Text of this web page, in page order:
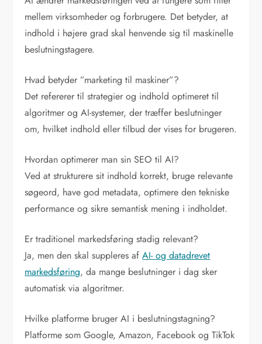
mellem virksomheder og forbrugere. Det betyder, at
indhold i højere grad skal henvende sig til maskinelle
beslutningstagere.
Hvad betyder ”marketing til maskiner”?
Det refererer til strategier og indhold optimeret til
algoritmer og AI-systemer, der træffer beslutninger
om, hvilket indhold eller tilbud der vises for brugeren.
Hvordan optimerer man sin SEO til AI?
Ved at strukturere sit indhold korrekt, bruge relevante
søgeord, have god metadata, optimere den tekniske
performance og sikre semantisk mening i indholdet.
Er traditionel markedsføring stadig relevant?
Ja, men den skal suppleres afAI- og datadrevet
markedsføring, da mange beslutninger i dag sker
automatisk via algoritmer.
Hvilke platforme bruger AI i beslutningstagning?
Platforme som Google, Amazon, Facebook og TikTok